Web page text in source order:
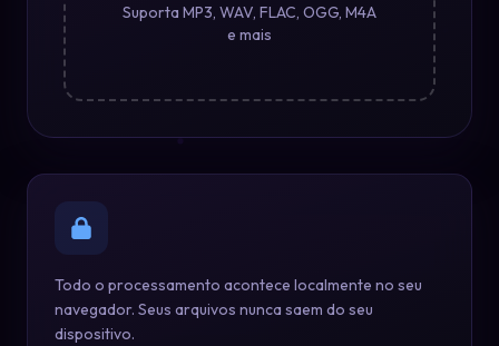
Suporta MP3, WAV, FLAC, OGG, M4A
e mais
Todo o processamento acontece localmente no seu
navegador. Seus arquivos nunca saem do seu
dispositivo.